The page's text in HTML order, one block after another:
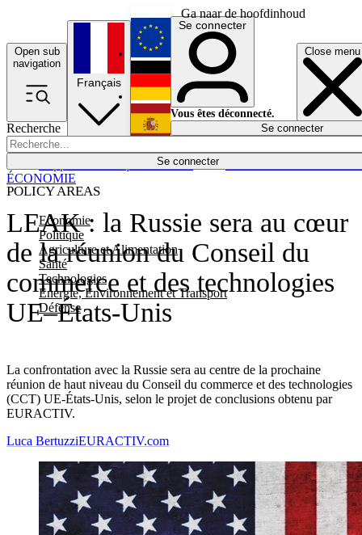
Ga naar de hoofdinhoud
Open sub
navigation
Close menu
Recherche
Se connecter
POLICY AREAS
Economie
Politique
Agriculture et Alimentation
Santé
Technologies
Energie, Environnement et Transport
Défense
Économie
Français
English
Deutsch
Español
Se connecter
Vous êtes déconnecté.
Se connecter
LEAK : la Russie sera au cœur
de la réunion du Conseil du
commerce et des technologies
UE–États-Unis
La confrontation avec la Russie sera au centre de la prochaine
réunion de haut niveau du Conseil du commerce et des technologies
(CCT) UE-États-Unis, selon le projet de conclusions obtenu par
EURACTIV.
ÉCONOMIE
Luca BertuzziEURACTIV.com